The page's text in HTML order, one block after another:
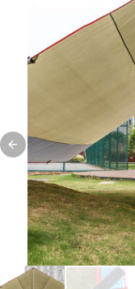
Previous slide